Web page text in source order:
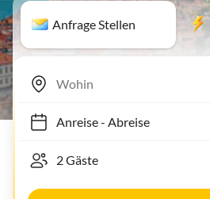
Anfrage Stellen
Anreise- Abreise